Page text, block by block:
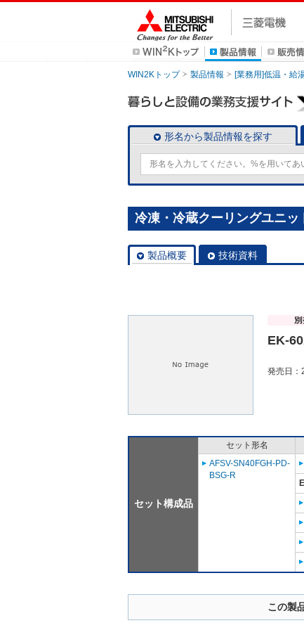
WIN2Kトップ 製品情報 [業務用]低温・給
形名から製品情報を探す
冷凍・冷蔵クーリングユニ
製品概要 技術資料
EK-
発売日：
セット構成品
セット形名
AFSV-SN40FGH-PD-
BSG-R
この製